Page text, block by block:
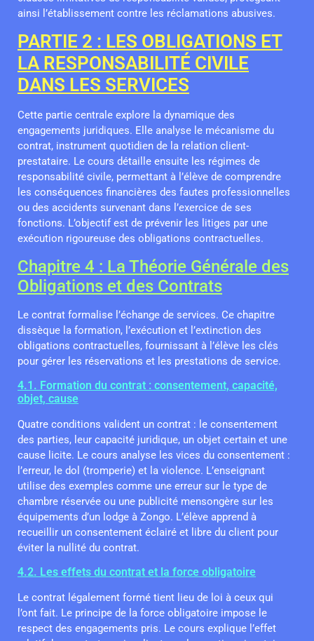
ainsi l’établissement contre les réclamations abusives.
PARTIE 2 : LES OBLIGATIONS ET
LA RESPONSABILITÉ CIVILE
DANS LES SERVICES
Cette partie centrale explore la dynamique des
engagements juridiques. Elle analyse le mécanisme du
contrat, instrument quotidien de la relation client-
prestataire. Le cours détaille ensuite les régimes de
responsabilité civile, permettant à l’élève de comprendre
les conséquences financières des fautes professionnelles
ou des accidents survenant dans l’exercice de ses
fonctions. L’objectif est de prévenir les litiges par une
exécution rigoureuse des obligations contractuelles.
Chapitre 4 : La Théorie Générale des
Obligations et des Contrats
Le contrat formalise l’échange de services. Ce chapitre
dissèque la formation, l’exécution et l’extinction des
obligations contractuelles, fournissant à l’élève les clés
pour gérer les réservations et les prestations de service.
4.1. Formation du contrat : consentement, capacité,
objet, cause
Quatre conditions valident un contrat : le consentement
des parties, leur capacité juridique, un objet certain et une
cause licite. Le cours analyse les vices du consentement :
l’erreur, le dol (tromperie) et la violence. L’enseignant
utilise des exemples comme une erreur sur le type de
chambre réservée ou une publicité mensongère sur les
équipements d’un lodge à Zongo. L’élève apprend à
recueillir un consentement éclairé et libre du client pour
éviter la nullité du contrat.
4.2. Les effets du contrat et la force obligatoire
Le contrat légalement formé tient lieu de loi à ceux qui
l’ont fait. Le principe de la force obligatoire impose le
respect des engagements pris. Le cours explique l’effet